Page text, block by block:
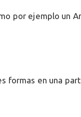
por ejemplo un
formas en una